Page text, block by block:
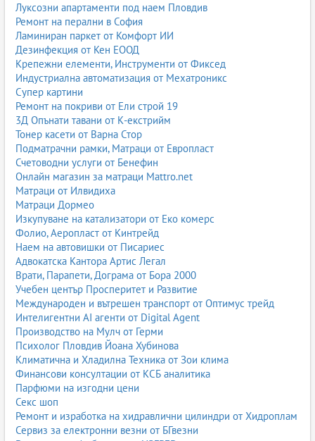
Луксозни апартаменти под наем Пловдив
Ремонт на перални в София
Ламиниран паркет от Комфорт ИИ
Дезинфекция от Кен ЕООД
Крепежни елементи, Инструменти от Фиксед
Индустриална автоматизация от Мехатроникс
Супер картини
Ремонт на покриви от Ели строй 19
3Д Опънати тавани от К-екстрийм
Тонер касети от Варна Стор
Подматрачни рамки, Матраци от Европласт
Счетоводни услуги от Бенефин
Онлайн магазин за матраци Mattro.net
Матраци от Илвидиха
Матраци Дормео
Изкупуване на катализатори от Еко комерс
Фолио, Аеропласт от Кинтрейд
Наем на автовишки от Писариес
Адвокатска Кантора Артис Легал
Врати, Парапети, Дограма от Бора 2000
Учебен център Просперитет и Развитие
Международен и вътрешен транспорт от Оптимус трейд
Интелигентни AI агенти от Digital Agent
Производство на Мулч от Герми
Психолог Пловдив Йоана Хубинова
Климатична и Хладилна Техника от Зои клима
Финансови консултации от КСБ аналитика
Парфюми на изгодни цени
Секс шоп
Ремонт и изработка на хидравлични цилиндри от Хидроплам
Сервиз за електронни везни от БГвезни